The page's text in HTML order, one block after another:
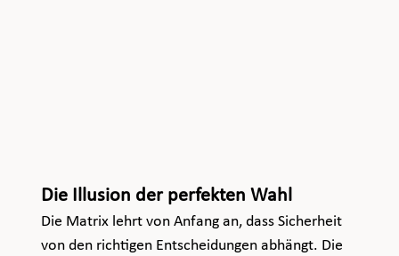
Die Illusion der perfekten Wahl
Die Matrix lehrt von Anfang an, dass Sicherheit
von den richtigen Entscheidungen abhängt. Die